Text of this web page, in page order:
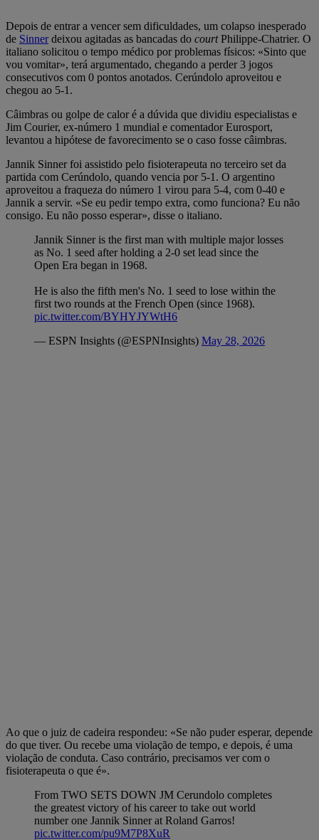
Depois de entrar a vencer sem dificuldades, um colapso inesperado
de Sinnerdeixou agitadas as bancadas do courtPhilippe-Chatrier. O
italiano solicitou o tempo médico por problemas físicos: «Sinto que
vou vomitar», terá argumentado, chegando a perder 3 jogos
consecutivos com 0 pontos anotados. Cerúndolo aproveitou e
chegou ao 5-1.
Câimbras ou golpe de calor é a dúvida que dividiu especialistas e
Jim Courier, ex-número 1 mundial e comentador Eurosport,
levantou a hipótese de favorecimento se o caso fosse câimbras.
Jannik Sinner foi assistido pelo fisioterapeuta no terceiro set da
partida com Cerúndolo, quando vencia por 5-1. O argentino
aproveitou a fraqueza do número 1 virou para 5-4, com 0-40 e
Jannik a servir. «Se eu pedir tempo extra, como funciona? Eu não
consigo. Eu não posso esperar», disse o italiano.
Jannik Sinner is the first man with multiple major losses
as No. 1 seed after holding a 2-0 set lead since the
Open Era began in 1968.
He is also the fifth men's No. 1 seed to lose within the
first two rounds at the French Open (since 1968).
pic.twitter.com/BYHYJYWtH6
— ESPN Insights (@ESPNInsights) May 28, 2026
Ao que o juiz de cadeira respondeu: «Se não puder esperar, depende
do que tiver. Ou recebe uma violação de tempo, e depois, é uma
violação de conduta. Caso contrário, precisamos ver com o
fisioterapeuta o que é».
From TWO SETS DOWN JM Cerundolo completes
the greatest victory of his career to take out world
number one Jannik Sinner at Roland Garros!
pic.twitter.com/pu9M7P8XuR